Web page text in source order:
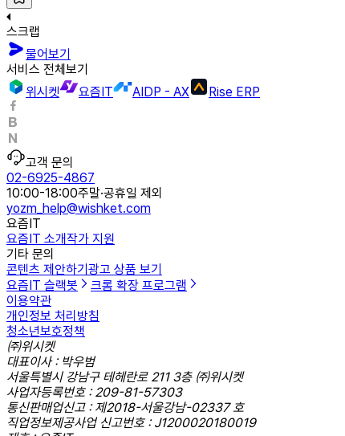
스크랩
물어보기
서비스 전체보기
위시켓
요즘IT AIDP - AX Rise ERP
고객 문의
02-6925-4867
10:00-18:00주말·공휴일 제외
yozm_help@wishket.com
요즘IT
요즘IT 소개작가 지원
기타 문의
콘텐츠 제안하기 광고 상품 보기
요즘IT 슬랙봇
크롬 확장 프로그램
이용약관
개인정보 처리방침
청소년보호정책
㈜위시켓
대표이사 : 박우범
서울특별시 강남구 테헤란로 211 3층 ㈜위시켓
사업자등록번호 : 209-81-57303
통신판매업신고 : 제2018-서울강남-02337 호
직업정보제공사업 신고번호 : J1200020180019